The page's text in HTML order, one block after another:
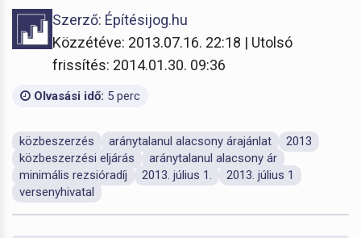
Szerző: Építésijog.hu
Közzétéve: 2013.07.16. 22:18 | Utolsó
frissítés: 2014.01.30. 09:36
Olvasási idő: 5 perc
közbeszerzés aránytalanul alacsony árajánlat
2013
közbeszerzési eljárás
aránytalanul alacsony ár
minimális rezsióradíj
2013. július 1.
2013. július 1
versenyhivatal